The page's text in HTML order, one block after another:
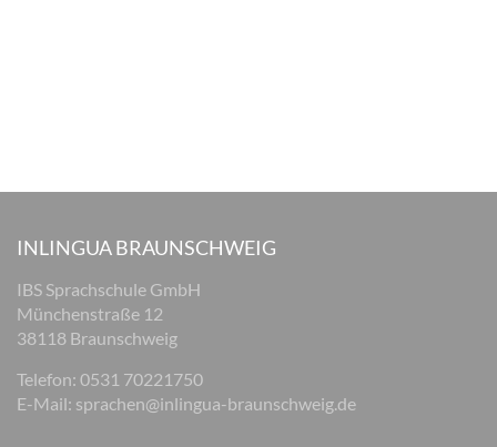
INLINGUA BRAUNSCHWEIG
IBS Sprachschule GmbH
Münchenstraße 12
38118 Braunschweig
Telefon: 0531 70221750
E-Mail: sprachen@inlingua-braunschweig.de